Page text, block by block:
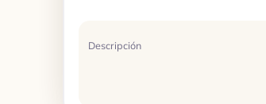
Descripción